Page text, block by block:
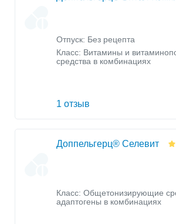
Отпуск: Без рецепта
Класс: Витамины и
средства в комбинациях
1 отзыв
Доппельгерц® Селевит
Класс: Общетонизирующие
адаптогены в комбинациях